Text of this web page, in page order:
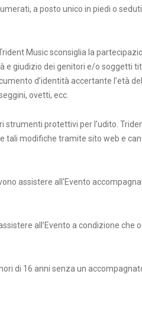
a posto unico in piedi o
Music sconsiglia la
giudizio dei genitori e/o soggetti
d’identità accertante l’età
ovetti, ecc.
protettivi per l’udito.
modifiche tramite sito web e
assistere all'Evento
all’Evento a condizione
di 16 anni senza un